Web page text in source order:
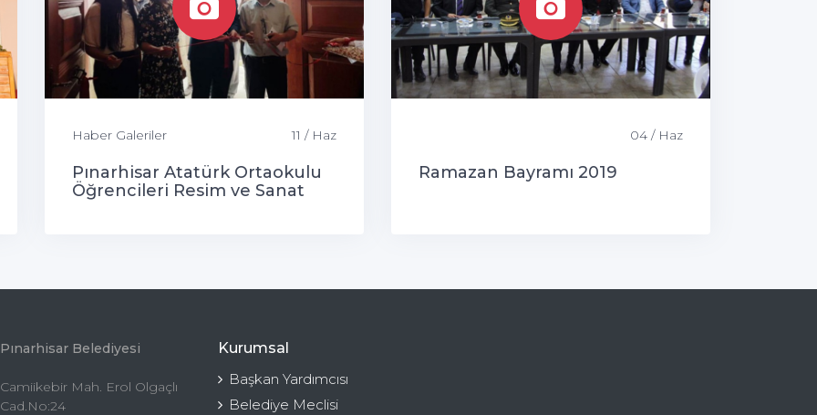
Haber Galeriler 11 / Haz
Pınarhisar Atatürk Ortaokulu
Öğrencileri Resim ve Sanat
04 / Haz
Ramazan Bayramı 2019
Pınarhisar Belediyesi
Camiikebir Mah. Erol Olgaçlı
Cad.No:24
Kurumsal
Başkan Yardımcısı
Belediye Meclisi